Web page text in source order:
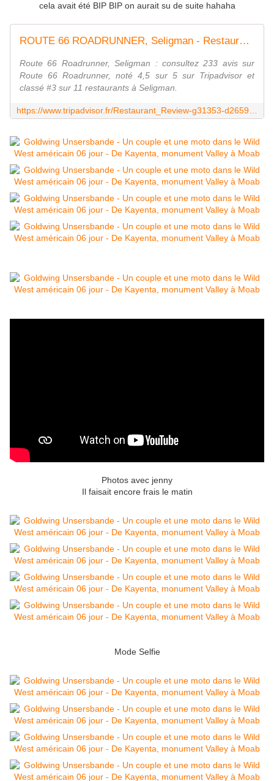
cela avait été BIP BIP on aurait su de suite hahaha
ROUTE 66 ROADRUNNER, Seligman - Restaurant Avis, Numéro de Téléphone & Photos - Tripadvisor
Route 66 Roadrunner, Seligman : consultez 233 avis sur
Route 66 Roadrunner, noté 4,5 sur 5 sur Tripadvisor et
classé #3 sur 11 restaurants à Seligman.
Photos avec jenny
Il faisait encore frais le matin
Mode Selfie